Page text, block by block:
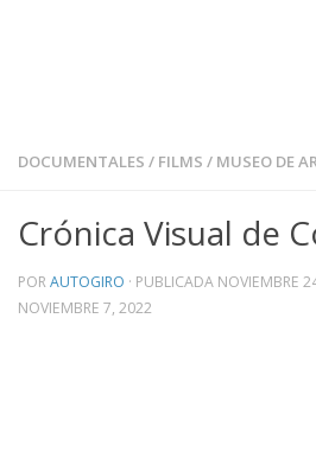
DOCUMENTALES / FILMS / MUSEO DE
Crónica Visual de
PORAUTOGIRO · PUBLICADA NOVIEMBRE
NOVIEMBRE 7, 2022